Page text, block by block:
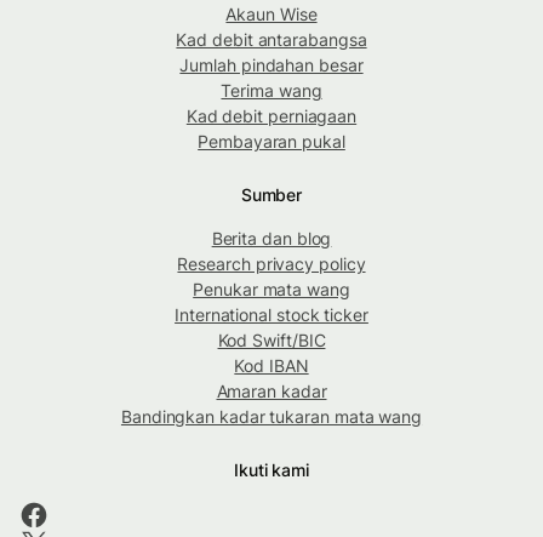
Akaun Wise
Kad debit antarabangsa
Jumlah pindahan besar
Terima wang
Kad debit perniagaan
Pembayaran pukal
Sumber
Berita dan blog
Research privacy policy
Penukar mata wang
International stock ticker
Kod Swift/BIC
Kod IBAN
Amaran kadar
Bandingkan kadar tukaran mata wang
Ikuti kami